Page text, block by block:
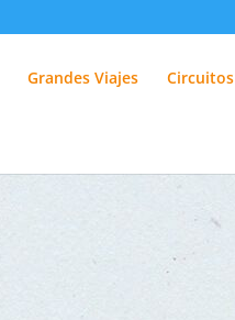
Grandes Viajes Circuitos